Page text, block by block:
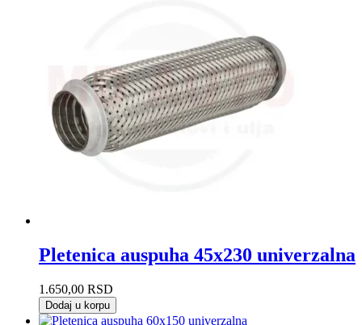
Pletenica auspuha 45x230 univerzalna
1.650,00 RSD
Dodaj u korpu